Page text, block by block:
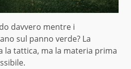
davvero mentre i
sul panno verde? La
la tattica, ma la materia prima